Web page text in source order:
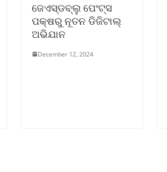
ଜେଏସ୍‌ଡବ୍ଲୁ ପେଂଟ୍‌ସ
ପକ୍ଷରୁ ନୂତନ ଡିଜିଟାଲ୍
ଅଭିଯାନ
December 12, 2024